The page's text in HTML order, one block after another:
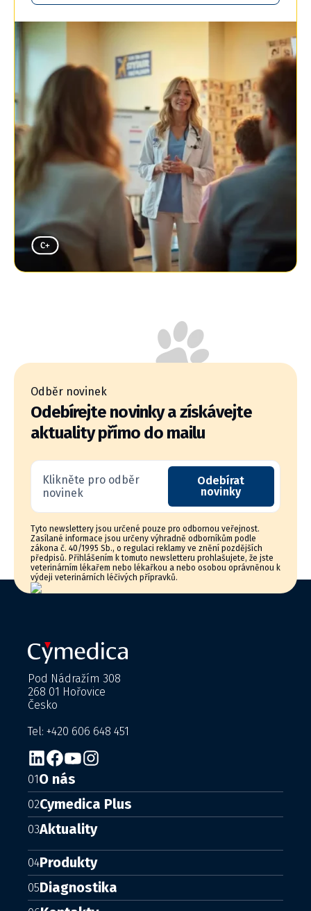
Odběr novinek
Odebírejte novinky a získávejte
aktuality přímo do mailu
Klikněte pro odběr
novinek
Odebírat
novinky
Tyto newslettery jsou určené pouze pro odbornou veřejnost.
Zasílané informace jsou určeny výhradně odborníkům podle
zákona č. 40/1995 Sb., o regulaci reklamy ve znění pozdějších
předpisů. Přihlášením k tomuto newsletteru prohlašujete, že jste
veterinárním lékařem nebo lékařkou a nebo osobou oprávněnou k
výdeji veterinárních léčivých přípravků.
Pod Nádražím 308
268 01 Hořovice
Česko
Tel: +420 606 648 451
01O nás
02Cymedica Plus
03Aktuality
04Produkty
05Diagnostika